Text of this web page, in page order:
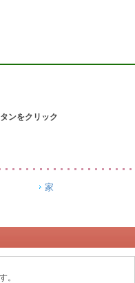
ンをクリック
家
。